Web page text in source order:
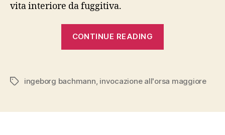
vita interiore da fuggitiva.
CONTINUE READING
Maggiore””
Tagsingeborg bachmann, invocazione all'orsa maggiore